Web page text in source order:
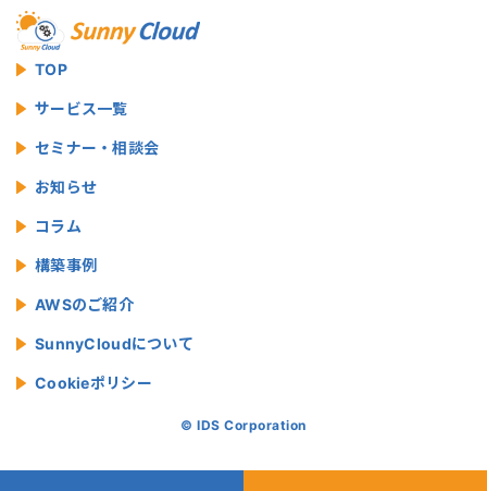
TOP
サービス一覧
セミナー・相談会
お知らせ
コラム
構築事例
AWSのご紹介
SunnyCloudについて
Cookieポリシー
© IDS Corporation